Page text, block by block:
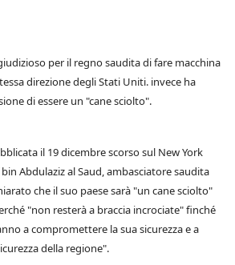
per il regno saudita di fare macchina
direzione degli Stati Uniti. invece ha
di essere un "cane sciolto".
il 19 dicembre scorso sul New York
Abdulaziz al Saud, ambasciatore saudita
che il suo paese sarà "un cane sciolto"
"non resterà a braccia incrociate" finché
a compromettere la sua sicurezza e a
della regione".